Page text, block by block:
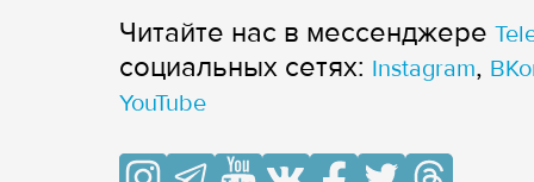
Читайте нас в мессенджере
cоциальных сетях: Instagram,
YouTube